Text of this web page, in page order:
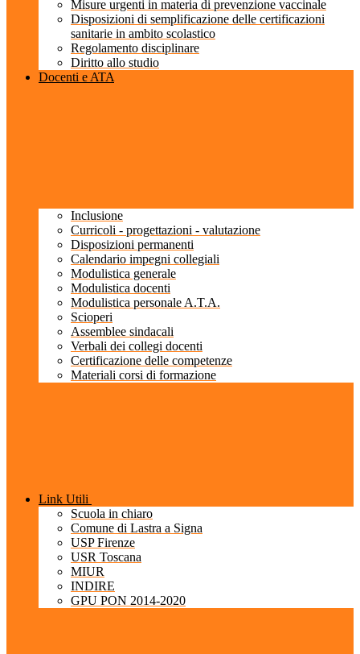
Misure urgenti in materia di prevenzione vaccinale
Disposizioni di semplificazione delle certificazioni
sanitarie in ambito scolastico
Regolamento disciplinare
Diritto allo studio
Docenti e ATA
Inclusione
Curricoli - progettazioni - valutazione
Disposizioni permanenti
Calendario impegni collegiali
Modulistica generale
Modulistica docenti
Modulistica personale A.T.A.
Scioperi
Assemblee sindacali
Verbali dei collegi docenti
Certificazione delle competenze
Materiali corsi di formazione
Link Utili
Scuola in chiaro
Comune di Lastra a Signa
USP Firenze
USR Toscana
MIUR
INDIRE
GPU PON 2014-2020